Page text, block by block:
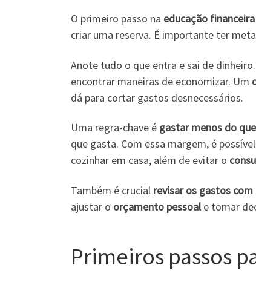
O primeiro passo na educação financeira
criar uma reserva. É importante ter
Anote tudo o que entra e sai de
encontrar maneiras de economizar. Um
dá para cortar gastos desnecessários.
Uma regra-chave é gastar menos do
que gasta. Com essa margem, é
cozinhar em casa, além de evitar o
Também é crucial revisar os gastos
ajustar o orçamento pessoale tomar
Primeiros passos